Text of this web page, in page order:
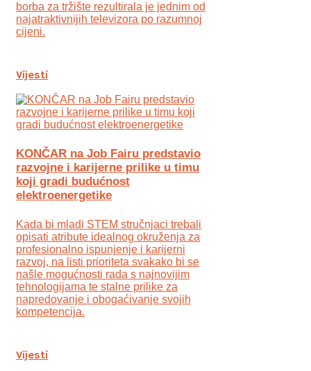
borba za tržište rezultirala je jednim od
najatraktivnijih televizora po razumnoj
cijeni.
Vijesti
KONČAR na Job Fairu predstavio
razvojne i karijerne prilike u timu
koji gradi budućnost
elektroenergetike
Kada bi mladi STEM stručnjaci trebali
opisati atribute idealnog okruženja za
profesionalno ispunjenje i karijerni
razvoj, na listi prioriteta svakako bi se
našle mogućnosti rada s najnovijim
tehnologijama te stalne prilike za
napredovanje i obogaćivanje svojih
kompetencija.
Vijesti